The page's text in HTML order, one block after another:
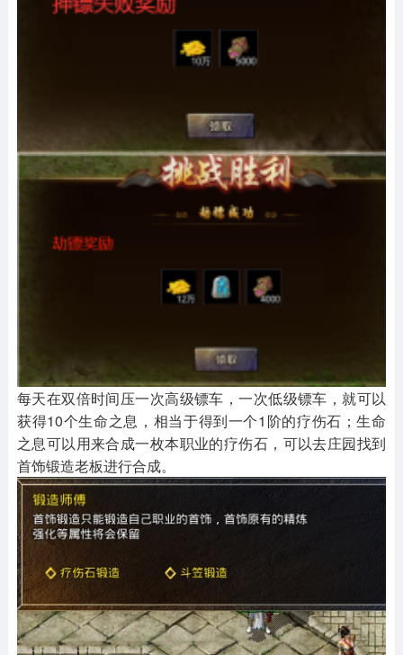
每天在双倍时间压一次高级镖车，一次低级镖车，就可以
获得10个生命之息，相当于得到一个1阶的疗伤石；生命
之息可以用来合成一枚本职业的疗伤石，可以去庄园找到
首饰锻造老板进行合成。